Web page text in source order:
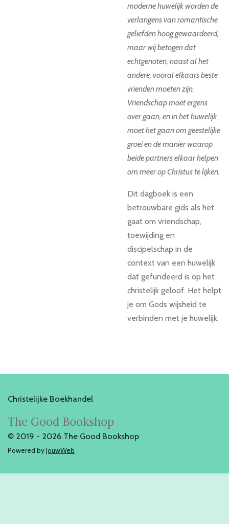
moderne huwelijk worden de
verlangens van romantische
geliefden hoog gewaardeerd,
maar wij betogen dat
echtgenoten, naast al het
andere, vooral elkaars beste
vrienden moeten zijn.
Vriendschap moet ergens
over gaan, en in het huwelijk
moet het gaan om geestelijke
groei en de manier waarop
beide partners elkaar helpen
om meer op Christus te lijken.
Dit dagboek is een
betrouwbare gids als het
gaat om vriendschap,
toewijding en
discipelschap in de
context van een huwelijk
dat gefundeerd is op het
christelijk geloof. Het helpt
je om Gods wijsheid te
verbinden met je huwelijk.
Christelijke Boekhandel
The Good Bookshop
© 2019 - 2026 The Good Bookshop
Powered byJouwWeb